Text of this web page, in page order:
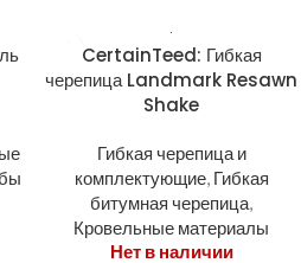
CertainTeed: Гибкая
черепица Landmark Resawn
Shake
Гибкая черепица и
комплектующие, Гибкая
битумная черепица,
Кровельные материалы
Нет в наличии